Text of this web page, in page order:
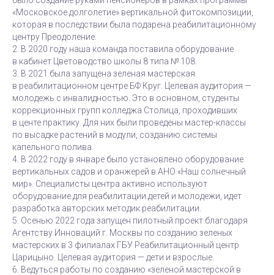
«Московское долголетие» вертикальной фитокомпозиции,
которая в последствии была подарена реабилитационному
центру Преодоление.
2. В 2020 году наша команда поставила оборудование
в кабинет Цветоводство школы 8 типа № 108.
3. В 2021 была запущена зеленая мастерская
в реабилитационном центре БФ Круг. Целевая аудитория —
молодежь с инвалидностью. Это в основном, студенты
коррекционных групп колледжа Столица, проходивших
в центе практику. Для них были проведены мастер-классы
по высадке растений в модули, созданию системы
капельного полива.
4. В 2022 году в январе было установлено оборудование
вертикальных садов и оранжерей в АНО «Наш солнечный
мир». Специалисты центра активно используют
оборудование для реабилитации детей и молодежи, идет
разработка авторских методик реабилитации.
5. Осенью 2022 года запущен пилотный проект благодаря
Агентству Инноваций г. Москвы по созданию зеленых
мастерских в 3 филиалах ГБУ Реабилитационный центр
Царицыно. Целевая аудитория — дети и взрослые.
6. Ведуться работы по созданию «зеленой мастерской в